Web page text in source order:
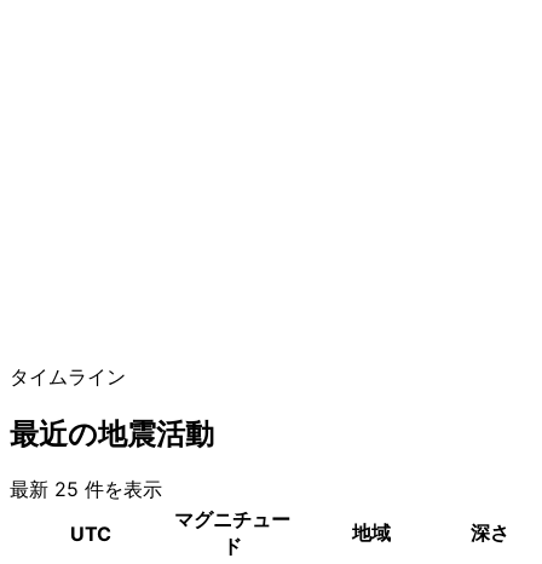
タイムライン
最近の地震活動
最新 25 件を表示
UTC
マグニチュー
ド
地域
深さ